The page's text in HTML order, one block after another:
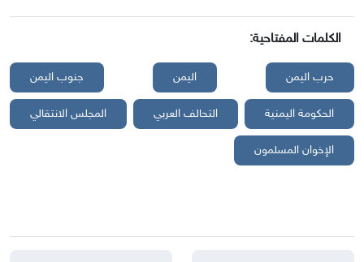
الكلمات المفتاحية:
حرب اليمن اليمن جنوب اليمن
الحكومة اليمنية التحالف العربي المجلس الانتقالي
الإخوان المسلمون